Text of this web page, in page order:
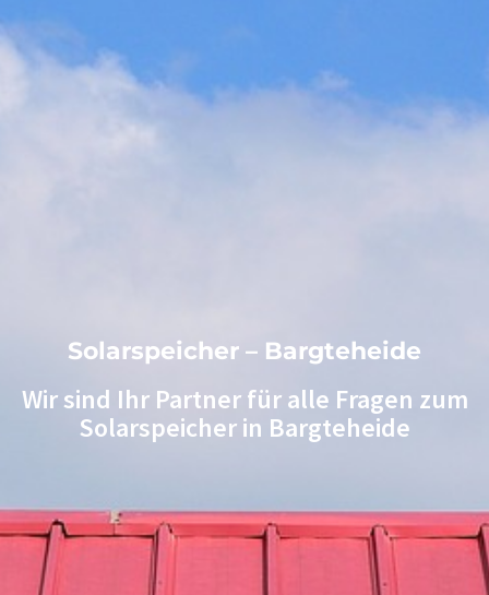
Solarspeicher – Bargteheide
Wir sind Ihr Partner für alle Fragen zum
Solarspeicher in Bargteheide